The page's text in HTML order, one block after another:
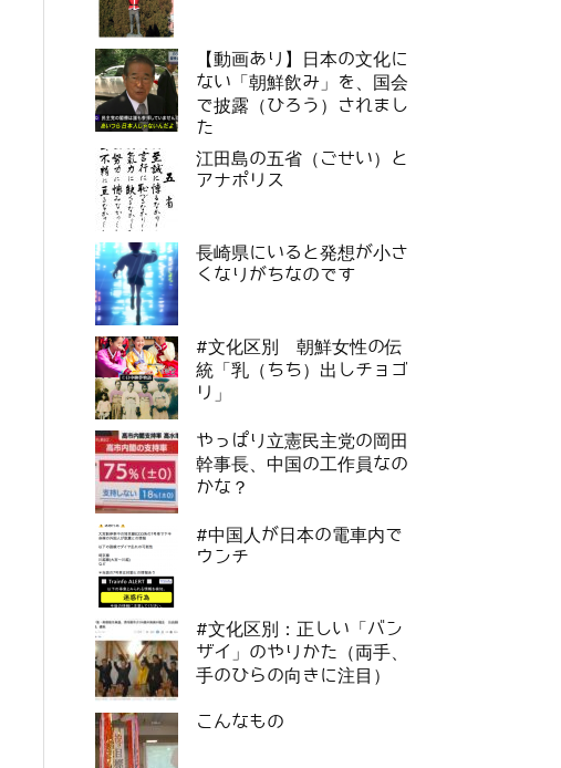
【動画あり】日本の文化に
ない「朝鮮飲み」を、国会
で披露（ひろう）されまし
た
江田島の五省（ごせい）と
アナポリス
長崎県にいると発想が小さ
くなりがちなのです
#文化区別 朝鮮女性の伝
統「乳（ちち）出しチョゴ
リ」
やっぱり立憲民主党の岡田
幹事長、中国の工作員なの
かな？
#中国人が日本の電車内で
ウンチ
#文化区別：正しい「バン
ザイ」のやりかた（両手、
手のひらの向きに注目）
こんなもの